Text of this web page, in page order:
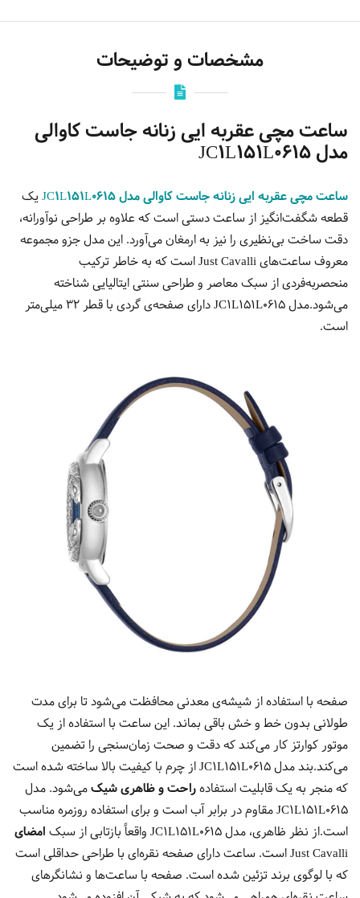
مشخصات و توضیحات
ساعت مچی عقربه ایی زنانه جاست کاوالی
مدل JC1L151L0615
ساعت مچی عقربه ایی زنانه جاست کاوالی مدل JC1L151L0615
یک
قطعه شگفت‌انگیز از ساعت دستی است که علاوه بر طراحی نوآورانه،
دقت ساخت بی‌نظیری را نیز به ارمغان می‌آورد. این مدل جزو مجموعه
معروف ساعت‌های Just Cavalli است که به خاطر ترکیب
منحصربه‌فردی از سبک معاصر و طراحی سنتی ایتالیایی شناخته
می‌شود.مدل JC1L151L0615 دارای صفحه‌ی گردی با قطر 32 میلی‌متر
است.
صفحه با استفاده از شیشه‌ی معدنی محافظت می‌شود تا برای مدت
طولانی بدون خط و خش باقی بماند. این ساعت با استفاده از یک
موتور کوارتز کار می‌کند که دقت و صحت زمان‌سنجی را تضمین
می‌کند.بند مدل JC1L151L0615 از چرم با کیفیت بالا ساخته شده است
که منجر به یک قابلیت استفادهراحت و ظاهری شیکمی‌شود. مدل
JC1L151L0615 مقاوم در برابر آب است و برای استفاده روزمره مناسب
است.از نظر ظاهری، مدل JC1L151L0615 واقعاً بازتابی از سبک
امضای
Just Cavalliاست. ساعت دارای صفحه نقره‌ای با طراحی حداقلی است
که با لوگوی برند تزئین شده است. صفحه با ساعت‌ها و نشانگرهای